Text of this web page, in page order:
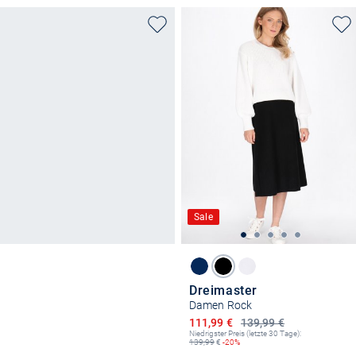
Sale
Dreimaster
Damen Rock
139,99 €
Ermäßigter Preis
111,99 €
Niedrigster Preis (letzte 30 Tage):
139,99€ -20%